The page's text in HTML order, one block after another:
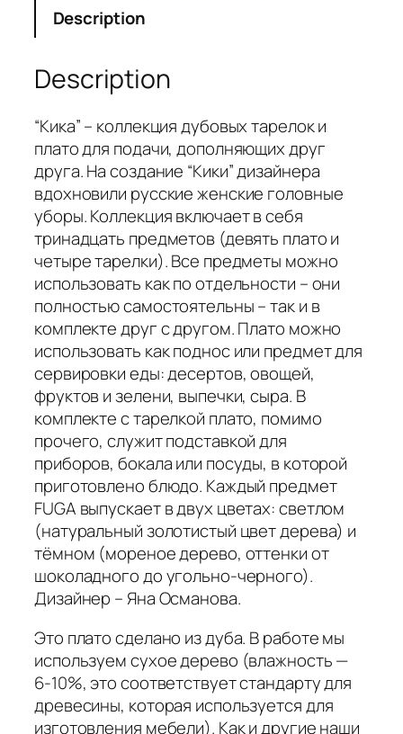
Description
Description
“Кика” – коллекция дубовых тарелок и
плато для подачи, дополняющих друг
друга. На создание “Кики” дизайнера
вдохновили русские женские головные
уборы. Коллекция включает в себя
тринадцать предметов (девять плато и
четыре тарелки). Все предметы можно
использовать как по отдельности – они
полностью самостоятельны – так и в
комплекте друг с другом. Плато можно
использовать как поднос или предмет для
сервировки еды: десертов, овощей,
фруктов и зелени, выпечки, сыра. В
комплекте с тарелкой плато, помимо
прочего, служит подставкой для
приборов, бокала или посуды, в которой
приготовлено блюдо. Каждый предмет
FUGA выпускает в двух цветах: светлом
(натуральный золотистый цвет дерева) и
тёмном (мореное дерево, оттенки от
шоколадного до угольно-черного).
Дизайнер – Яна Османова.
Это плато сделано из дуба. В работе мы
используем сухое дерево (влажность —
6-10%, это соответствует стандарту для
древесины, которая используется для
изготовления мебели). Как и другие наши